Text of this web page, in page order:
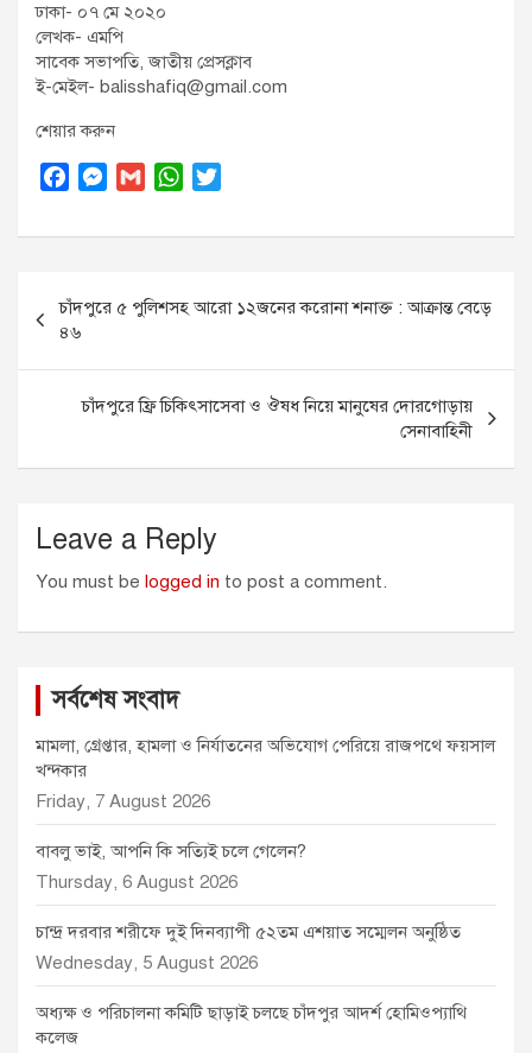
ঢাকা- ০৭ মে ২০২০
লেখক- এমপি
সাবেক সভাপতি, জাতীয় প্রেসক্লাব
ই-মেইল- balisshafiq@gmail.com
শেয়ার করুন
c
o
k
M
s
n
e
r
G
a
W
a
A
p
i
e
Post
navigation
চাঁদপুরে ৫ পুলিশসহ আরো ১২জনের করোনা শনাক্ত : আক্রান্ত বেড়ে
৪৬
চাঁদপুরে ফ্রি চিকিৎসাসেবা ও ঔষধ নিয়ে মানুষের দোরগোড়ায়
সেনাবাহিনী
Leave a Reply
You must be logged in to post a comment.
সর্বশেষ সংবাদ
মামলা, গ্রেপ্তার, হামলা ও নির্যাতনের অভিযোগ পেরিয়ে রাজপথে ফয়সাল
খন্দকার
Friday, 7 August 2026
বাবলু ভাই, আপনি কি সত্যিই চলে গেলেন?
Thursday, 6 August 2026
চান্দ্র দরবার শরীফে দুই দিনব্যাপী ৫২তম এশয়াত সম্মেলন অনুষ্ঠিত
Wednesday, 5 August 2026
অধ্যক্ষ ও পরিচালনা কমিটি ছাড়াই চলছে চাঁদপুর আদর্শ হোমিওপ্যাথি
কলেজ